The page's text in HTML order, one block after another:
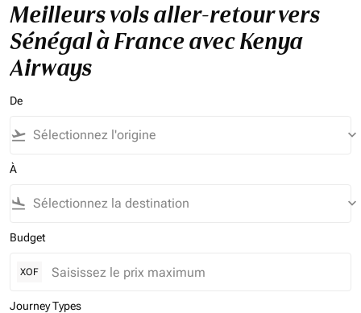
Meilleurs vols aller-retour vers
Sénégal à France avec Kenya
Airways
De
flight_takeoff keyboard_arrow_down
À
flight_land keyboard_arrow_down
Budget
XOF
Journey Types